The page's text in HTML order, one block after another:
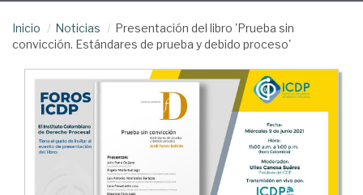
Inicio Noticias
Presentación del libro 'Prueba sin
convicción. Estándares de prueba y debido proceso'